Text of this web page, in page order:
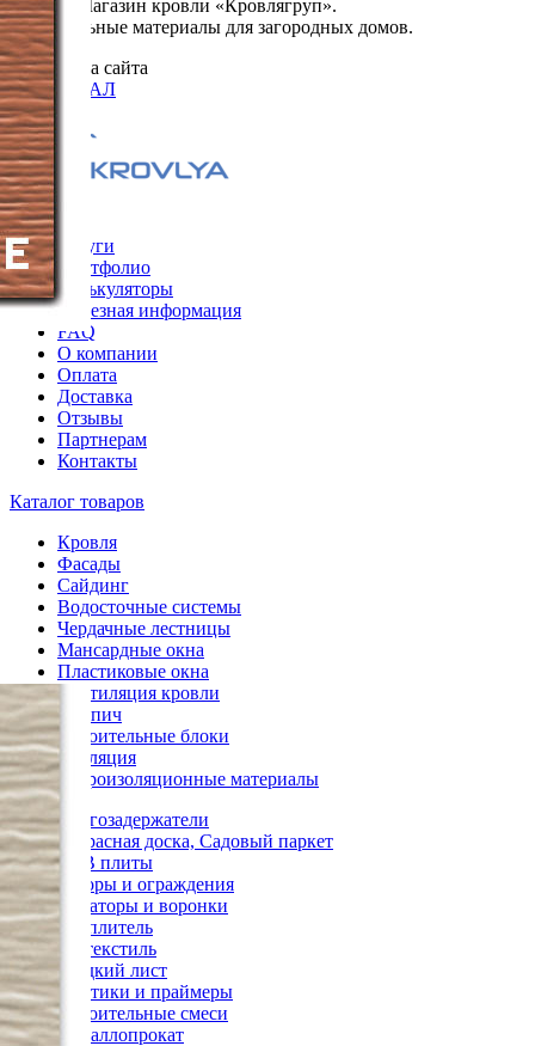
© 2026. Магазин кровли «Кровлягруп».
Строительные материалы для загородных домов.
Разработка сайта
ОРИГИНАЛ
Меню
Услуги
Портфолио
Калькуляторы
Полезная информация
FAQ
О компании
Оплата
Доставка
Отзывы
Партнерам
Контакты
Каталог товаров
Кровля
Фасады
Сайдинг
Водосточные системы
Чердачные лестницы
Мансардные окна
Пластиковые окна
Вентиляция кровли
Кирпич
Строительные блоки
Изоляция
Гидроизоляционные материалы
Снегозадержатели
Террасная доска, Садовый паркет
OSB плиты
Заборы и ограждения
Аэраторы и воронки
Утеплитель
Геотекстиль
Гладкий лист
Мастики и праймеры
Строительные смеси
Металлопрокат